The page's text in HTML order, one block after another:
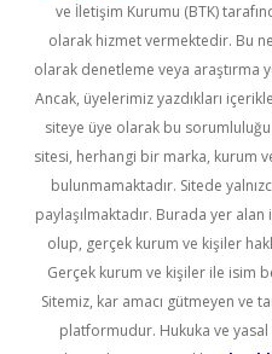
ve İletişim Kurumu (BTK)
olarak hizmet vermektedir. Bu
olarak denetleme veya araştırma
Ancak, üyelerimiz yazdıkları
siteye üye olarak bu
sitesi, herhangi bir marka, kurum
bulunmamaktadır. Sitede
paylaşılmaktadır. Burada yer
olup, gerçek kurum ve kişiler
Gerçek kurum ve kişiler ile isim
Sitemiz, kar amacı gütmeyen ve
platformudur. Hukuka ve yasal